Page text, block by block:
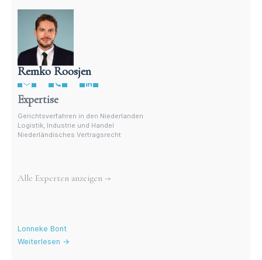
Remko Roosjen
Anwalt für niederländisches Vertragsrecht
Expertise
Gerichtsverfahren in den Niederlanden
Logistik, Industrie und Handel
Niederländisches Vertragsrecht
Weitere Experten
Alle Experten anzeigen →
Aktuelle Blogs
Lonneke Bont
Weiterlesen →